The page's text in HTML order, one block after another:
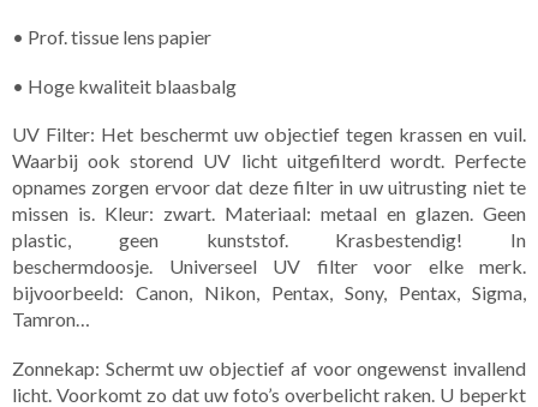
• Prof. tissue lens papier
• Hoge kwaliteit blaasbalg
UV Filter: Het beschermt uw objectief tegen krassen en vuil.
Waarbij ook storend UV licht uitgefilterd wordt. Perfecte
opnames zorgen ervoor dat deze filter in uw uitrusting niet te
missen is. Kleur: zwart. Materiaal: metaal en glazen. Geen
plastic, geen kunststof. Krasbestendig! In
beschermdoosje. Universeel UV filter voor elke merk.
bijvoorbeeld: Canon, Nikon, Pentax, Sony, Pentax, Sigma,
Tamron…
Zonnekap: Schermt uw objectief af voor ongewenst invallend
licht. Voorkomt zo dat uw foto’s overbelicht raken. U beperkt